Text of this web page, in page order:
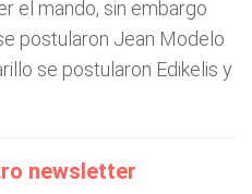
el mando, sin embargo
postularon Jean Modelo
se postularon Edikelis y
newsletter